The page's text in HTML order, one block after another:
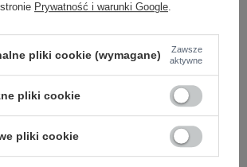
SIĘ I ZOBACZ CENĘ
Prywatność i warunki Google.
pliki cookie (wymagane)
Zawsze
aktywne
pliki cookie
pliki cookie